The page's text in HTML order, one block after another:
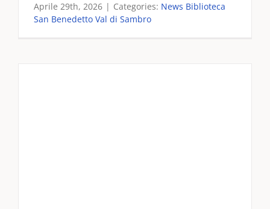
Aprile 29th, 2026 | Categories: News Biblioteca
San Benedetto Val di Sambro